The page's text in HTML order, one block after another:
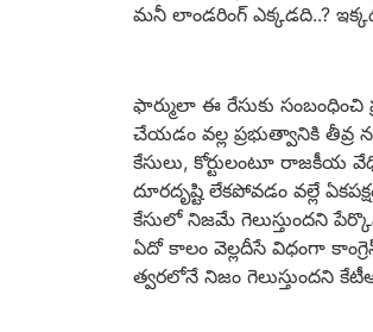
మనీ లాండరింగ్ ఎక్కడది..?
ఫార్ములా ఈ రేసుకు సంబంధించి
చేయడం వల్ల ప్రభుత్వానికి తీవ్ర
కేసులు, కోర్టులంటూ రాజకీయ
దూరదృష్టి లేకపోవడం వల్లే
కేసులో నిజమే గెలుస్తుందని
ఏదో కాలం వెల్లదీసే విధంగా
త్వరలోనే నిజం గెలుస్తుందని